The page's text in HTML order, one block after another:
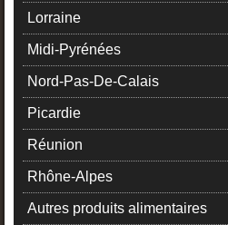
Lorraine
Midi-Pyrénées
Nord-Pas-De-Calais
Picardie
Réunion
Rhône-Alpes
Autres produits alimentaires